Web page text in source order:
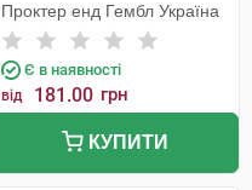
Проктер енд Гембл Україна
Є в наявності
від 181.00 грн
КУПИТИ